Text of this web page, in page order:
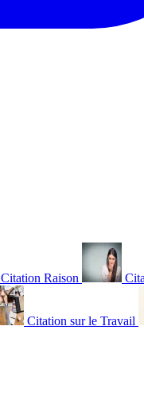
Citation Raison
Citation sur le Travail